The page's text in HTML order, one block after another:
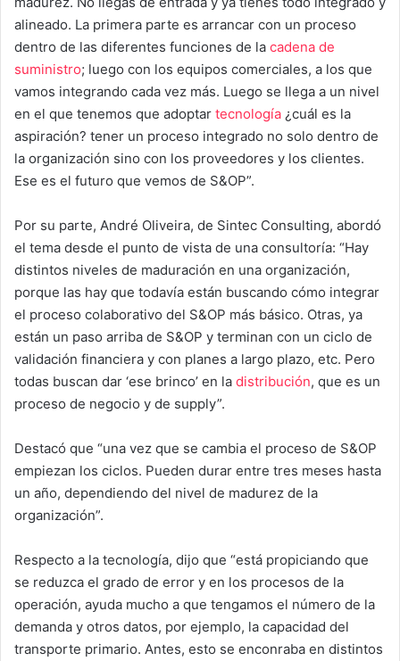
alineado. La primera parte es arrancar con un proceso
dentro de las diferentes funciones de la cadena de
suministro; luego con los equipos comerciales, a los que
vamos integrando cada vez más. Luego se llega a un nivel
en el que tenemos que adoptar tecnología ¿cuál es la
aspiración? tener un proceso integrado no solo dentro de
la organización sino con los proveedores y los clientes.
Ese es el futuro que vemos de S&OP”.
Por su parte, André Oliveira, de Sintec Consulting, abordó
el tema desde el punto de vista de una consultoría: “Hay
distintos niveles de maduración en una organización,
porque las hay que todavía están buscando cómo integrar
el proceso colaborativo del S&OP más básico. Otras, ya
están un paso arriba de S&OP y terminan con un ciclo de
validación financiera y con planes a largo plazo, etc. Pero
todas buscan dar ‘ese brinco’ en la distribución, que es un
proceso de negocio y de supply”.
Destacó que “una vez que se cambia el proceso de S&OP
empiezan los ciclos. Pueden durar entre tres meses hasta
un año, dependiendo del nivel de madurez de la
organización”.
Respecto a la tecnología, dijo que “está propiciando que
se reduzca el grado de error y en los procesos de la
operación, ayuda mucho a que tengamos el número de la
demanda y otros datos, por ejemplo, la capacidad del
transporte primario. Antes, esto se enconraba en distintos